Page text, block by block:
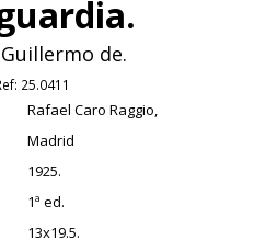
de.
25.0411
Rafael Caro Raggio,
Madrid
1925.
1ª ed.
13x19.5.